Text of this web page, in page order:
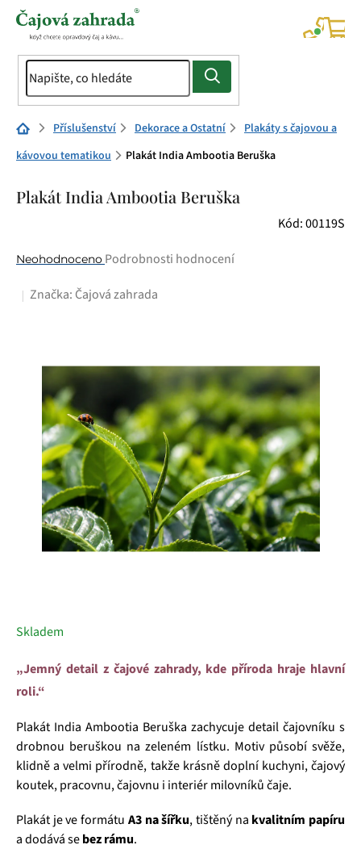
Přejít
Domů Příslušenství Dekorace a Ostatní
Plakáty s čajovou a
kávovou tematikou
Plakát India Ambootia Beruška
Plakát India Ambootia Beruška
Kód:00119S
Průměrné
produktu
hvězdiček.
Neohodnoceno Podrobnosti hodnocení
Značka: Čajová zahrada
Skladem
„Jemný detail z čajové zahrady, kde příroda hraje hlavní
roli.“
Plakát India Ambootia Beruška zachycuje detail čajovníku s
drobnou beruškou na zeleném lístku. Motiv působí svěže,
klidně a velmi přírodně, takže krásně doplní kuchyni, čajový
koutek, pracovnu, čajovnu i interiér milovníků čaje.
Plakát je ve formátu A3 na šířku, tištěný na kvalitním papíru
a dodává sebez rámu.